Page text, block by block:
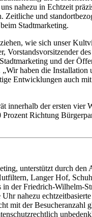
nahezu in Echtzeit
und
Stadtmarketing.
wie sich unser
Vorstandsvorsitzender
und der
haben die
Entwicklungen auch
innerhalb der ersten
Richtung
unterstützt durch
Langer Hof,
der Friedrich-Wilhelm-
nahezu
mit der